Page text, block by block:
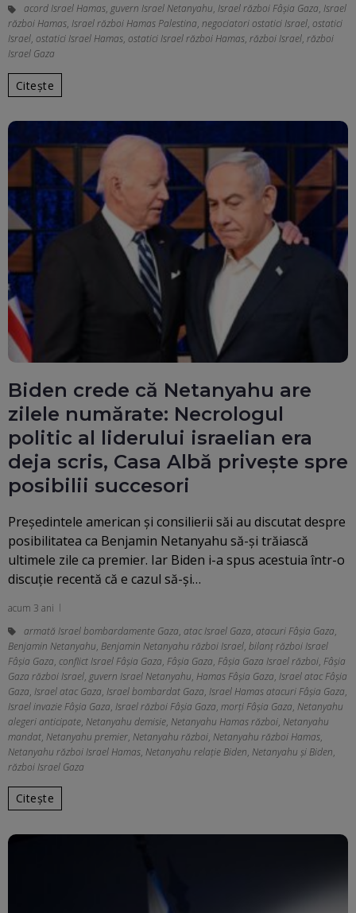
acord Israel Hamas, guvern Israel Netanyahu, Israel război Fâșia Gaza, Israel
război Hamas, Israel război Hamas Palestina, negociatori ostatici Israel, ostatici
Israel, ostatici Israel Hamas, ostatici Israel război Hamas, război Israel, război
Israel Gaza
Citește
Biden crede că Netanyahu are
zilele numărate: Necrologul
politic al liderului israelian era
deja scris, Casa Albă privește spre
posibilii succesori
Președintele american și consilierii săi au discutat despre
posibilitatea ca Benjamin Netanyahu să-și trăiască
ultimele zile ca premier. Iar Biden i-a spus acestuia într-o
discuție recentă că e cazul să-și…
acum 3 ani
armată Israel bombardamente Gaza, atac Israel Gaza, atacuri Fâșia Gaza,
Benjamin Netanyahu, Benjamin Netanyahu război Israel, bilanț război Israel
Fâșia Gaza, conflict Israel Fâșia Gaza, Fâșia Gaza, Fâșia Gaza Israel război, Fâșia
Gaza război Israel, guvern Israel Netanyahu, Hamas Fâșia Gaza, Israel atac Fâșia
Gaza, Israel atac Gaza, Israel bombardat Gaza, Israel Hamas atacuri Fâșia Gaza,
Israel invazie Fâșia Gaza, Israel război Fâșia Gaza, morți Fâșia Gaza, Netanyahu
alegeri anticipate, Netanyahu demisie, Netanyahu Hamas război, Netanyahu
mandat, Netanyahu premier, Netanyahu război, Netanyahu război Hamas,
Netanyahu război Israel Hamas, Netanyahu relație Biden, Netanyahu și Biden,
război Israel Gaza
Citește